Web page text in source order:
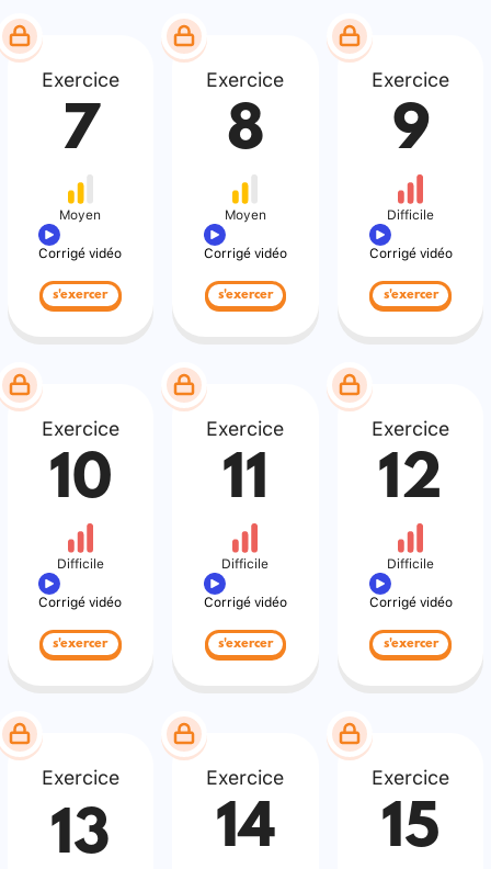
Exercice
7
Moyen
Corrigé vidéo
s'exercer
Exercice
8
Moyen
Corrigé vidéo
s'exercer
Exercice
9
Difficile
Corrigé vidéo
s'exercer
Exercice
10
Difficile
Corrigé vidéo
s'exercer
Exercice
11
Difficile
Corrigé vidéo
s'exercer
Exercice
12
Difficile
Corrigé vidéo
s'exercer
Exercice
13
Exercice
14
Exercice
15